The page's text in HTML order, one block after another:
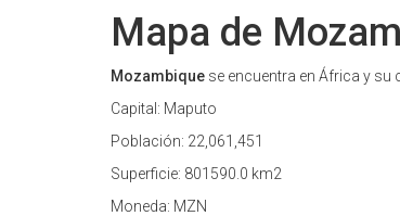
Mapa de
Mozambique se encuentra en África y su
Capital: Maputo
Población: 22,061,451
Superficie: 801590.0 km2
Moneda: MZN